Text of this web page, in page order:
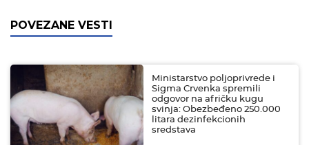
POVEZANE VESTI
Ministarstvo poljoprivrede i
Sigma Crvenka spremili
odgovor na afričku kugu
svinja: Obezbeđeno 250.000
litara dezinfekcionih
sredstava